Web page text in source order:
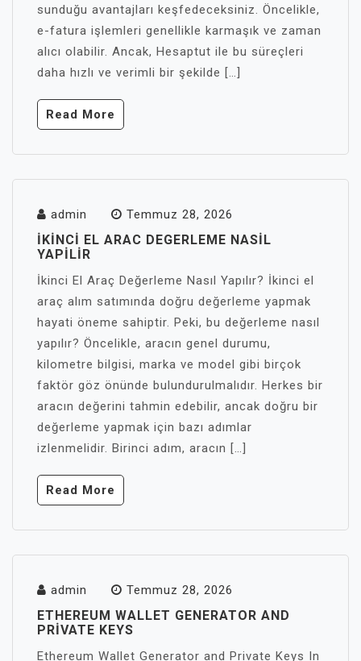
sunduğu avantajları keşfedeceksiniz. Öncelikle,
e-fatura işlemleri genellikle karmaşık ve zaman
alıcı olabilir. Ancak, Hesaptut ile bu süreçleri
daha hızlı ve verimli bir şekilde […]
Read More
admin Temmuz 28, 2026
İKINCI EL ARAC DEGERLEME NASIL
YAPILIR
İkinci El Araç Değerleme Nasıl Yapılır? İkinci el
araç alım satımında doğru değerleme yapmak
hayati öneme sahiptir. Peki, bu değerleme nasıl
yapılır? Öncelikle, aracın genel durumu,
kilometre bilgisi, marka ve model gibi birçok
faktör göz önünde bulundurulmalıdır. Herkes bir
aracın değerini tahmin edebilir, ancak doğru bir
değerleme yapmak için bazı adımlar
izlenmelidir. Birinci adım, aracın […]
Read More
admin Temmuz 28, 2026
ETHEREUM WALLET GENERATOR AND
PRIVATE KEYS
Ethereum Wallet Generator and Private Keys In